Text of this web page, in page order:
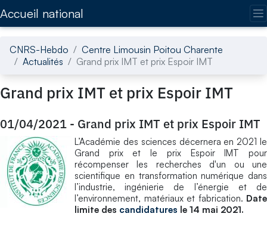
Accueil national
CNRS-Hebdo
Centre Limousin Poitou Charente
Actualités
Grand prix IMT et prix Espoir IMT
Grand prix IMT et prix Espoir IMT
01/04/2021 - Grand prix IMT et prix Espoir IMT
L’Académie des sciences décernera en 2021 le
Grand prix et le prix Espoir IMT pour
récompenser les recherches d'un ou une
scientifique en transformation numérique dans
l’industrie, ingénierie de l’énergie et de
l’environnement, matériaux et fabrication. Date
limite des candidatures le 14 mai 2021.